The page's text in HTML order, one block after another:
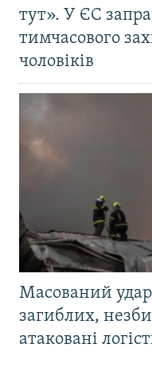
тут». У ЄС
тимчасового
чоловіків
Масований удар
загиблих,
атаковані